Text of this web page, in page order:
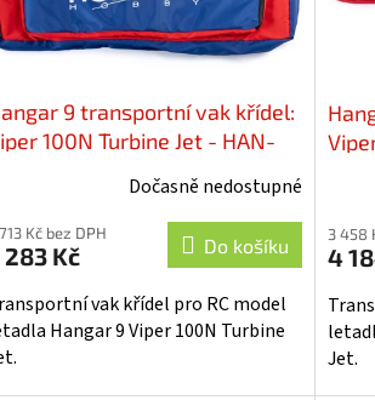
9 transportní vak křídel:
100N Turbine Jet - HAN-
Dočasně nedostupné
Kč bez DPH
283 Kč Do košíku
vak křídel pro RC model
Hangar 9 Viper 100N Turbine
3 458
4
Jet.